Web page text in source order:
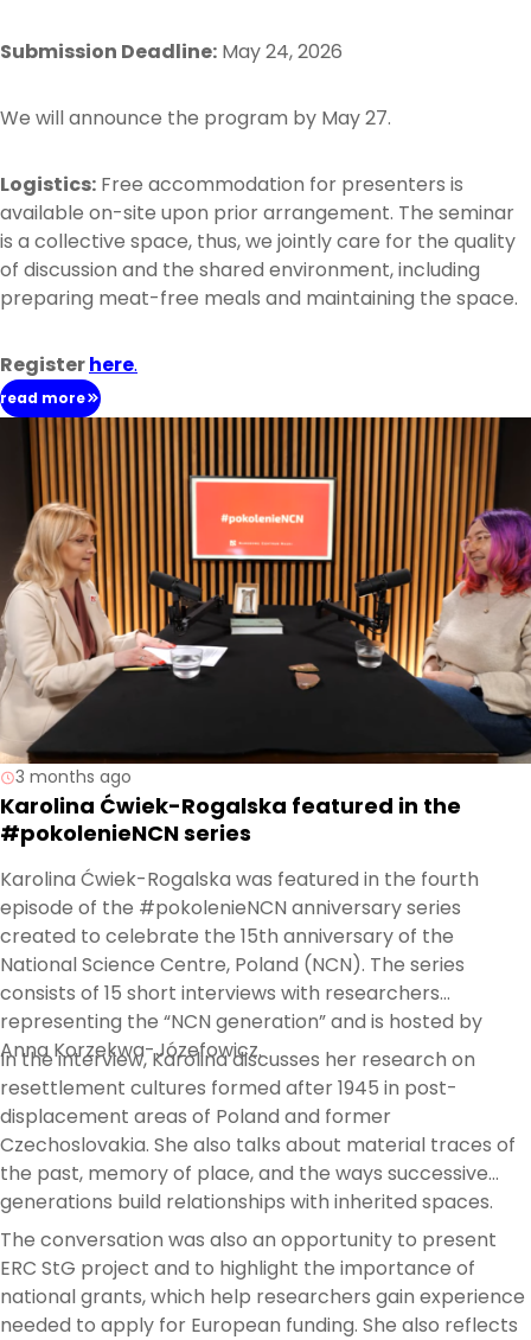
Submission Deadline: May 24, 2026
We will announce the program by May 27.
Logistics: Free accommodation for presenters is
available on-site upon prior arrangement. The seminar
is a collective space, thus, we jointly care for the quality
of discussion and the shared environment, including
preparing meat-free meals and maintaining the space.
Registerhere.
read more
3 months ago
Karolina Ćwiek-Rogalska featured in the
#pokolenieNCN series
Karolina Ćwiek-Rogalska was featured in the fourth
episode of the #pokolenieNCN anniversary series
created to celebrate the 15th anniversary of the
National Science Centre, Poland (NCN). The series
consists of 15 short interviews with researchers
representing the “NCN generation” and is hosted by
Anna Korzekwa-Józefowicz.
In the interview, Karolina discusses her research on
resettlement cultures formed after 1945 in post-
displacement areas of Poland and former
Czechoslovakia. She also talks about material traces of
the past, memory of place, and the ways successive
generations build relationships with inherited spaces.
The conversation was also an opportunity to present
ERC StG project and to highlight the importance of
national grants, which help researchers gain experience
needed to apply for European funding. She also reflects